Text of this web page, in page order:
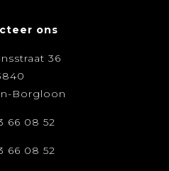
ons
36
Borgloon
66 08 52
66 08 52